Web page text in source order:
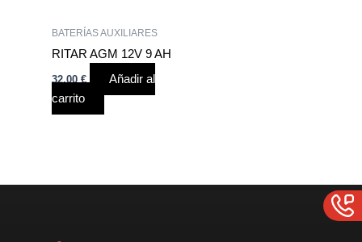
BATERÍAS AUXILIARES
RITAR AGM 12V 9 AH
32,00€
Añadir al
carrito